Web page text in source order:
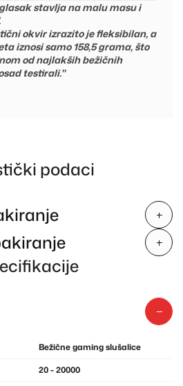
stavlja na malu masu i
okvir izrazito je fleksibilan, a
iznosi samo 158,5 grama, što
od najlakših bežičnih
testirali."
podaci
Bežične gaming slušalice
20 - 20000